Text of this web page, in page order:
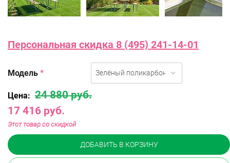
Персональная скидка 8 (495) 241-14-01
Модель * Зелёный поликарбонат
Цена: 24 880 руб.
17 416 руб.
Этот товар со скидкой
ДОБАВИТЬ В КОРЗИНУ